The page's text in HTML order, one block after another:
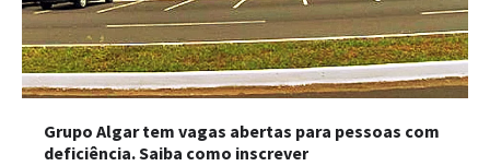
Grupo Algar tem vagas abertas para pessoas com
deficiência. Saiba como inscrever